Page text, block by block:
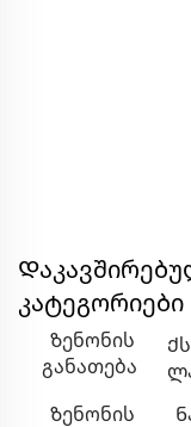
კატეგორიები
Ზენონის
განათება
Ზენონის